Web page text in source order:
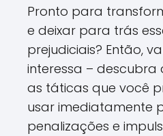
Pronto para
e deixar para trás
prejudiciais? Então,
interessa –
as táticas que você
usar imediatamente
penalizações e